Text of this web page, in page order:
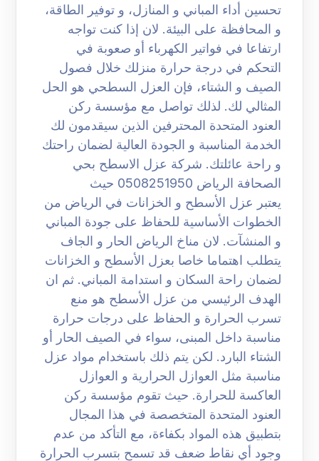
تحسين أداء المباني و المنازل، و توفير الطاقة،
و المحافظة على البيئة. لان إذا كنت تواجه
ارتفاعا في فواتير الكهرباء أو صعوبة في
التحكم في درجة حرارة منزلك خلال فصول
الصيف و الشتاء، فإن العزل السطحي هو الحل
المثالي لك. لذلك تواصل مع مؤسسة ركن
العنود المتحدة المحترفين الذين سيقدمون لك
الخدمة المناسبة و الجودة العالية لضمان راحتك
و راحة عائلتك. شركة عزل الاسطح بحي
الصحافة الرياض 0508251950 حيث
يعتبر عزل الأسطح و الخزانات في الرياض من
الخطوات الأساسية للحفاظ على جودة المباني
و المنشآت. لان مناخ الرياض الحار و الجاف
يتطلب اهتماما خاصا بعزل الأسطح و الخزانات
لضمان راحة السكان و استدامة المباني. ثم ان
الهدف الرئيسي من عزل الأسطح هو منع
تسرب الحرارة و الحفاظ على درجات حرارة
مناسبة داخل المبنى، سواء في الصيف الحار أو
الشتاء البارد. لكن يتم ذلك باستخدام مواد عزل
مناسبة مثل العوازل الحرارية و العوازل
العاكسة للحرارة. حيث تقوم مؤسسة ركن
العنود المتحدة المتخصصة في هذا المجال
بتطبيق هذه المواد بكفاءة، مع التأكد من عدم
وجود أي نقاط ضعف قد تسمح بتسرب الحرارة